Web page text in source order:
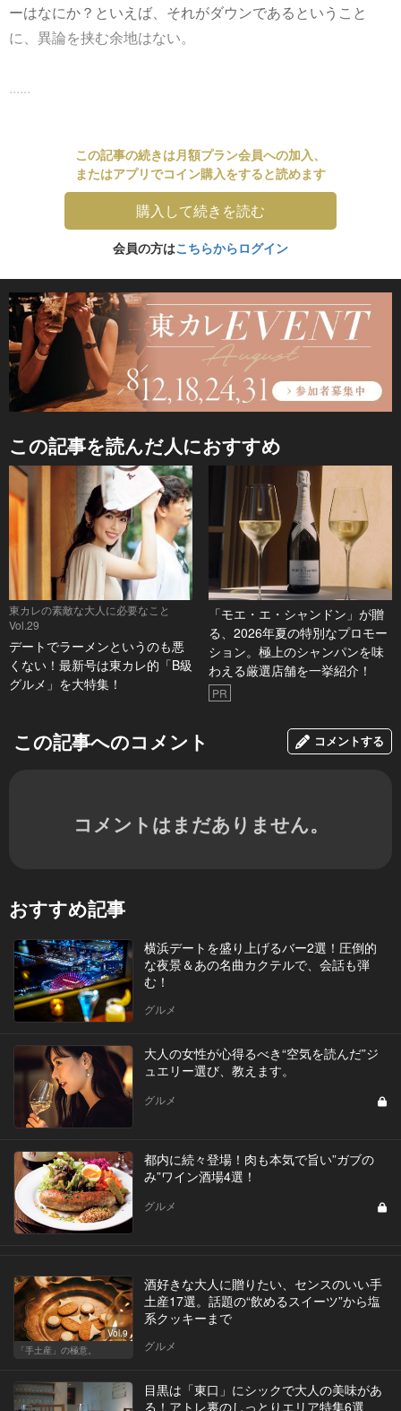
ーはなにか？といえば、それがダウンであるということ
に、異論を挟む余地はない。
......
この記事の続きは月額プラン会員への加入、
またはアプリでコイン購入をすると読めます
購入して続きを読む
会員の方はこちらからログイン
この記事を読んだ人におすすめ
東カレの素敵な大人に必要なこと
Vol.29
デートでラーメンというのも悪
くない！最新号は東カレ的「B級
グルメ」を大特集！
「モエ・エ・シャンドン」が贈
る、2026年夏の特別なプロモー
ション。極上のシャンパンを味
わえる厳選店舗を一挙紹介！
PR
この記事へのコメント コメントする
コメントはまだありません。
おすすめ記事
横浜デートを盛り上げるバー2選！圧倒的
な夜景＆あの名曲カクテルで、会話も弾
む！
グルメ
大人の女性が心得るべき“空気を読んだ”ジ
ュエリー選び、教えます。
グルメ
都内に続々登場！肉も本気で旨い”ガブの
み”ワイン酒場4選！
グルメ
Vol.9
「手土産」の極意。
酒好きな大人に贈りたい、センスのいい手
土産17選。話題の“飲めるスイーツ”から塩
系クッキーまで
グルメ
目黒は「東口」にシックで大人の美味があ
る！アトレ裏のしっとりエリア特集6選